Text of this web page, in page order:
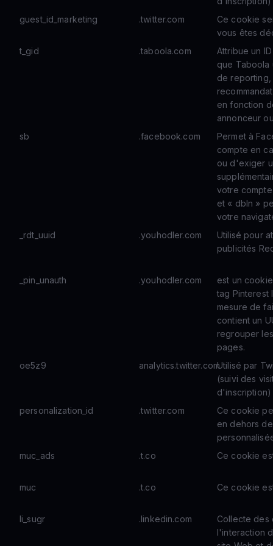
guest_id_marketing
.twitter.com
Ce cookie
vous êtes
t_gid
.taboola.com
Attribue un
que Taboola
de
en fonction
annonceur
sb
.facebook.com
Permet à
compte en
ou d'exiger
votre
et « dbln »
votre
_rdt_uuid
.youhodler.com
Utilisé pour
publicités
_pin_unauth .youhodler.com
est un
tag Pinterest
mesure de
contient un
regrouper
pages.
oe5z9
analytics.twitter.comUtilisé par
(suivi des
d'inscription)
personalization_id
.twitter.com
Ce cookie
en dehors
muc_ads
.t.co Ce cookie
muc .t.co Ce cookie
li_sugr .linkedin.com
Collecte des
l'interaction